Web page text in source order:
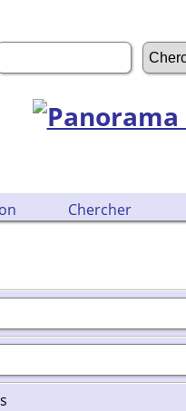
Chercher